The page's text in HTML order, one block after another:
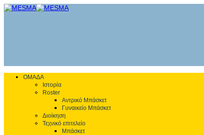
ΟΜΑΔΑ
Ιστορία
Roster
Αντρικό Μπάσκετ
Γυναικείο Μπάσκετ
Διοίκηση
Τεχνικό επιτελείο
Μπάσκετ